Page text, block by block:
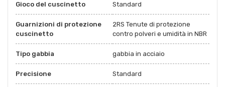
Gioco del cuscinetto Standard
Guarnizioni di protezione
cuscinetto
2RS Tenute di protezione
contro polveri e umidità in NBR
Tipo gabbia gabbia in acciaio
Precisione Standard